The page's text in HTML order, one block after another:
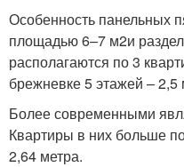
Особенность панельных
площадью 6–7 м2и
располагаются по 3
брежневке 5 этажей – 2,5
Более современными
Квартиры в них больше
2,64 метра.